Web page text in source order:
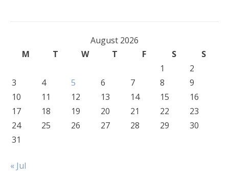
August 2026
M
T W T F S
S
1
2
3
4 5 6 7 8
9
10
11 12 13 14 15
16
17
18 19 20 21 22
23
24
25 26 27 28 29
30
31
« Jul